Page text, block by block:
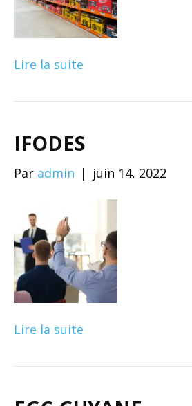
Lire la suite
IFODES
Par admin | juin 14, 2022
Lire la suite